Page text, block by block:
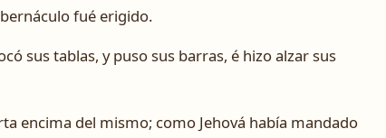
fué erigido.
sus tablas, y puso sus barras, é hizo alzar sus
encima del mismo; como Jehová había mandado